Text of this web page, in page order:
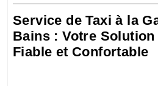
2026
Service de Taxi à la
Bains : Votre
Fiable et Confortable